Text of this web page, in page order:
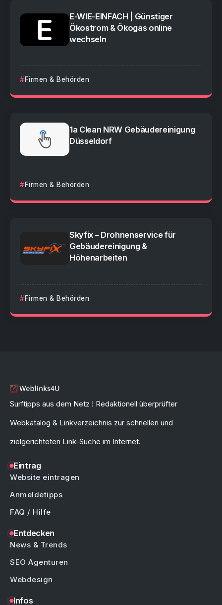
E-WIE-EINFACH | Günstiger
Ökostrom & Ökogas online
wechseln
Firmen & Behörden
1a Clean NRW Gebäudereinigung
Düsseldorf
Firmen & Behörden
Skyfix – Drohnenservice für
Gebäudereinigung &
Höhenarbeiten
Firmen & Behörden
Surftipps aus dem Netz ! Redaktionell überprüfter
Webkatalog & Linkverzeichnis zur schnellen und
zielgerichteten Link-Suche im Internet.
Eintrag
Website eintragen
Anmeldetipps
FAQ / Hilfe
Entdecken
News & Trends
SEO Agenturen
Webdesign
Infos